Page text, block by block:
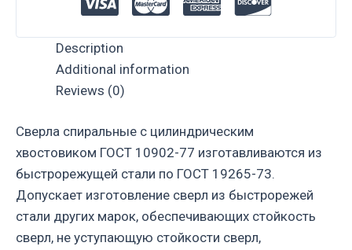
Description
Additional information
Reviews (0)
Сверла спиральные с цилиндрическим
хвостовиком ГОСТ 10902-77 изготавливаются из
быстрорежущей стали по ГОСТ 19265-73.
Допускает изготовление сверл из быстрорежей
стали других марок, обеспечивающих стойкость
сверл, не уступающую стойкости сверл,